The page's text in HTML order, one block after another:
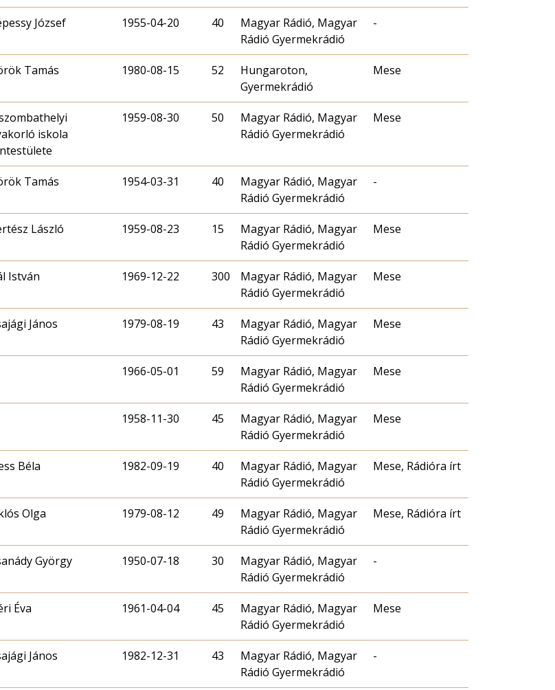
József 1955-04-20 40
Magyar Rádió, Magyar
Rádió Gyermekrádió
-
Tamás 1980-08-15 52
Hungaroton,
Gyermekrádió
Mese
iskola
1959-08-30 50
Magyar Rádió, Magyar
Rádió Gyermekrádió
Mese
Tamás 1954-03-31 40
Magyar Rádió, Magyar
Rádió Gyermekrádió
-
László 1959-08-23 15
Magyar Rádió, Magyar
Rádió Gyermekrádió
Mese
István 1969-12-22 300
Magyar Rádió, Magyar
Rádió Gyermekrádió
Mese
János 1979-08-19 43
Magyar Rádió, Magyar
Rádió Gyermekrádió
Mese
1966-05-01 59
Magyar Rádió, Magyar
Rádió Gyermekrádió
Mese
1958-11-30 45
Magyar Rádió, Magyar
Rádió Gyermekrádió
Mese
Béla 1982-09-19 40
Magyar Rádió, Magyar
Rádió Gyermekrádió
Mese, Rádióra írt
Olga 1979-08-12 49
Magyar Rádió, Magyar
Rádió Gyermekrádió
Mese, Rádióra írt
György 1950-07-18 30
Magyar Rádió, Magyar
Rádió Gyermekrádió
-
Éva 1961-04-04 45
Magyar Rádió, Magyar
Rádió Gyermekrádió
Mese
János 1982-12-31 43
Magyar Rádió, Magyar
Rádió Gyermekrádió
-